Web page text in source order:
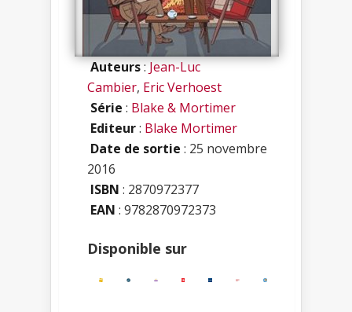
Auteurs:Jean-Luc
Cambier, Eric Verhoest
Série : Blake & Mortimer
Editeur: Blake Mortimer
Date de sortie : 25 novembre
2016
ISBN : 2870972377
EAN : 9782870972373
Disponible sur